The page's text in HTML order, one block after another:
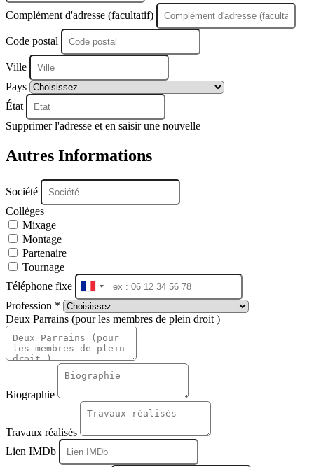
Complément d'adresse (facultatif)
Code postal
Ville
Pays
État
Supprimer l'adresse et en saisir une nouvelle
Autres Informations
Société
Collèges
Mixage
Montage
Partenaire
Tournage
Téléphone fixe
France
+33
Profession *
Deux Parrains (pour les membres de plein droit )
Biographie
Travaux réalisés
Lien IMDb